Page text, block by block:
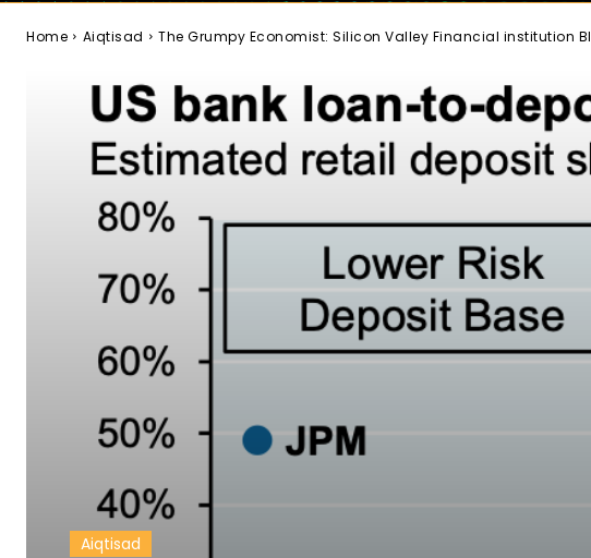
Home Aiqtisad The Grumpy Economist: Silicon Valley Financial institution
Aiqtisad